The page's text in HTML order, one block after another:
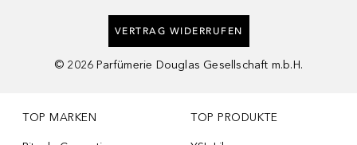
VERTRAG WIDERRUFEN
© 2026 Parfümerie Douglas Gesellschaft m.b.H.
TOP MARKEN TOP PRODUKTE